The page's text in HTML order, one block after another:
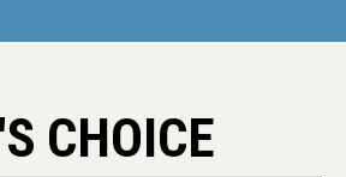
CHOICE